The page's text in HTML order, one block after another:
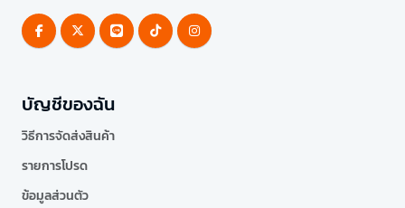
บัญชีของฉัน
วิธีการจัดส่งสินค้า
รายการโปรด
ข้อมูลส่วนตัว